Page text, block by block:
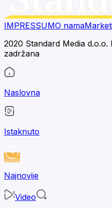
IMPRESSUMO nama
2020 Standard Media
zadržana
Naslovna
Istaknuto
Najnovije
Video